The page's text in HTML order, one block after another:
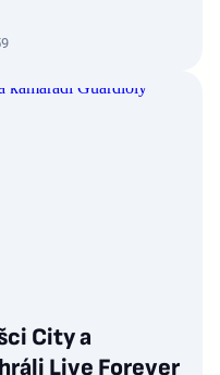
City a
Live Forever